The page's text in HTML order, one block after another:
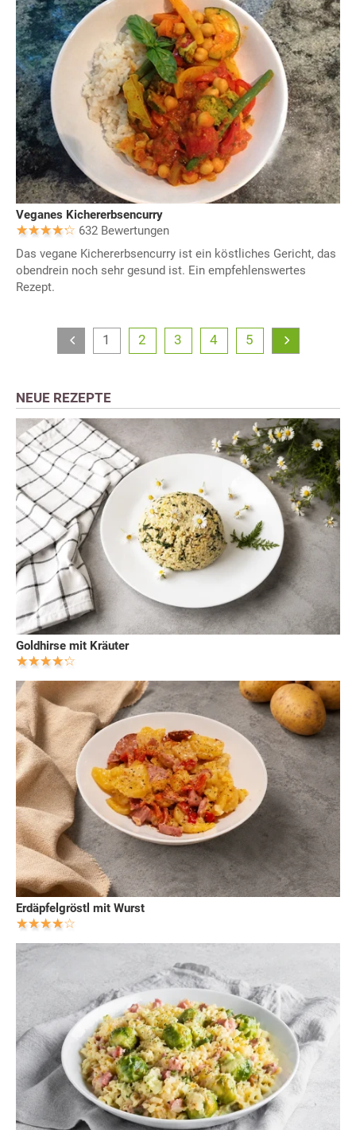
Veganes Kichererbsencurry
632 Bewertungen
Das vegane Kichererbsencurry ist ein köstliches Gericht, das
obendrein noch sehr gesund ist. Ein empfehlenswertes
Rezept.
1 2 3 4 5
NEUE REZEPTE
Goldhirse mit Kräuter
Erdäpfelgröstl mit Wurst